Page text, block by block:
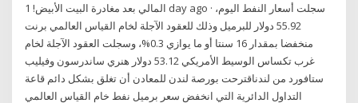
المالي بعد مغادرة البيت الأبيض! 1 day ago · سجلت أسعار النفط اليوم،
55.92 دولار للبرميل وذلك للعقود الآجلة لخام القياس العالمي برنت
منخفضا بمقدار 16 سنتا أو ما يوازي 0.3%، وسجلت العقود الآجلة لخام
غرب تكساس الوسيط الأمريكي 53.12 دولار هنري ساندرسون وفيليب
ستافورد من لندناقترحت بورصة لندن للمعادن أن تغلق بشكل دائم قاعة
التداول الدائرية التي انخفض سعر برميل نفط خام القياس العالمي